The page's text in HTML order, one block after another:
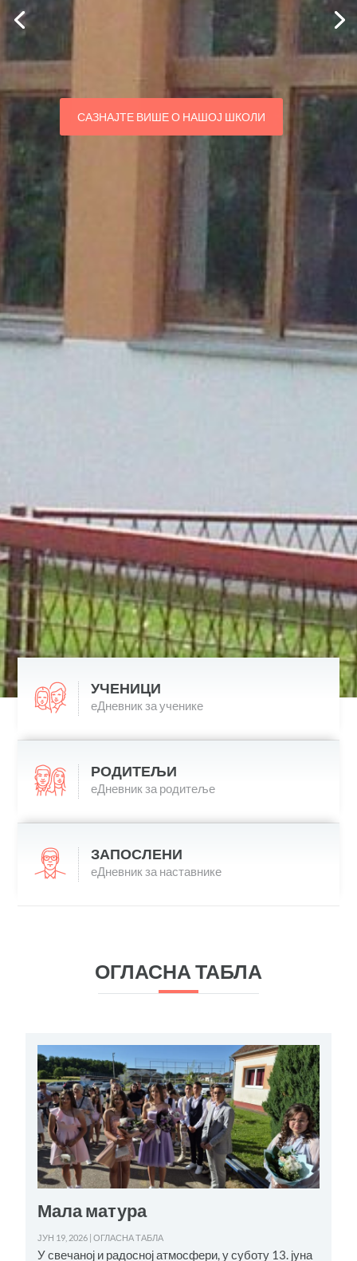
САЗНАЈТЕ ВИШЕ О НАШОЈ ШКОЛИ
УЧЕНИЦИ
еДневник за ученике
РОДИТЕЉИ
еДневник за родитеље
ЗАПОСЛЕНИ
еДневник за наставнике
ОГЛАСНА ТАБЛА
Мала матура
ЈУН 19, 2026 |ОГЛАСНА ТАБЛА
У свечаној и радосној атмосфери, у суботу 13. јуна